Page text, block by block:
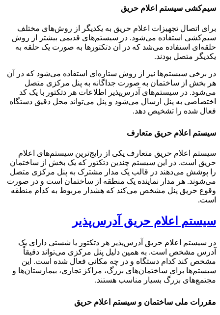
سیم‌کشی سیستم اعلام حریق
برای اتصال تجهیزات اعلام حریق به یکدیگر از روش‌های مختلف
سیم‌کشی استفاده می‌شود. در سیستم‌های قدیمی بیشتر از روش
حلقه‌ای استفاده می‌شد که در آن دتکتورها به صورت یک حلقه به
یکدیگر متصل بودند.
در برخی سیستم‌ها نیز از روش ستاره‌ای استفاده می‌شود که در آن
هر بخش از ساختمان به صورت جداگانه به پنل مرکزی متصل
می‌شود. در سیستم‌های آدرس‌پذیر اطلاعات هر دتکتور با یک کد
اختصاصی به پنل ارسال می‌شود و پنل می‌تواند محل دقیق دستگاه
فعال شده را تشخیص دهد.
سیستم اعلام حریق متعارف
سیستم اعلام حریق متعارف یکی از رایج‌ترین سیستم‌های اعلام
حریق است. در این سیستم چندین دتکتور که یک بخش از ساختمان
را پوشش می‌دهند در قالب یک مدار مشترک به پنل مرکزی متصل
می‌شوند. هر مدار نماینده یک منطقه از ساختمان است و در صورت
وقوع حریق پنل مشخص می‌کند که هشدار مربوط به کدام منطقه
است.
سیستم اعلام حریق آدرس‌پذیر
در سیستم اعلام حریق آدرس‌پذیر هر دتکتور یا شستی دارای یک
آدرس مشخص است. به همین دلیل پنل مرکزی می‌تواند دقیقاً
مشخص کند کدام دستگاه و در چه مکانی فعال شده است. این
سیستم‌ها برای ساختمان‌های بزرگ، مراکز تجاری، بیمارستان‌ها و
مجتمع‌های بزرگ بسیار مناسب هستند.
مقررات ملی ساختمان و سیستم اعلام حریق